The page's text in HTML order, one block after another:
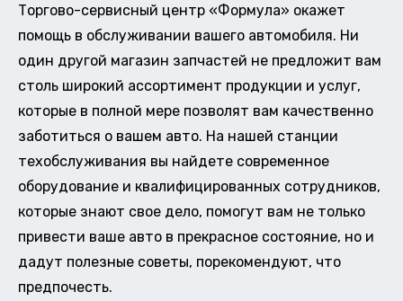
Торгово-сервисный центр «Формула» окажет
помощь в обслуживании вашего автомобиля. Ни
один другой магазин запчастей не предложит вам
столь широкий ассортимент продукции и услуг,
которые в полной мере позволят вам качественно
заботиться о вашем авто. На нашей станции
техобслуживания вы найдете современное
оборудование и квалифицированных сотрудников,
которые знают свое дело, помогут вам не только
привести ваше авто в прекрасное состояние, но и
дадут полезные советы, порекомендуют, что
предпочесть.